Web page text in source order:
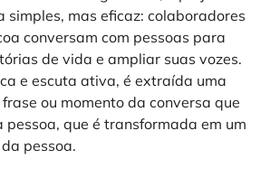
simples, mas eficaz: colaboradores
conversam com pessoas para
de vida e ampliar suas vozes.
e escuta ativa, é extraída uma
ou momento da conversa que
pessoa, que é transformada em um
pessoa.